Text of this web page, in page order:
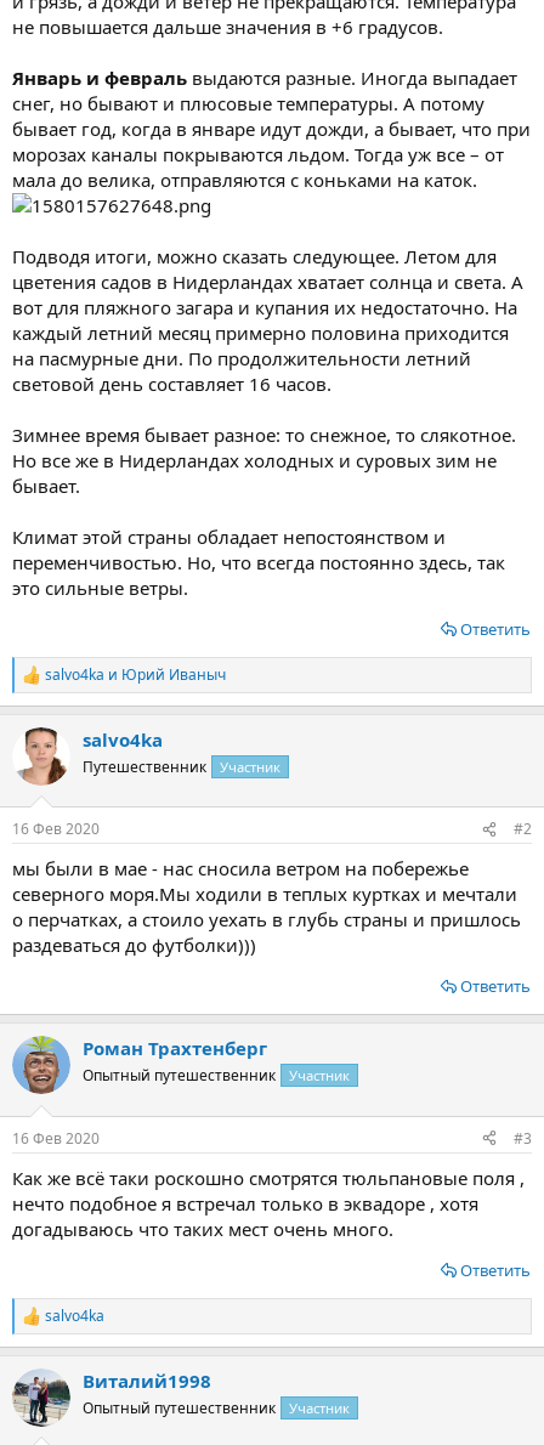
не повышается дальше значения в +6 градусов.
Январь и февраль выдаются разные. Иногда выпадает
снег, но бывают и плюсовые температуры. А потому
бывает год, когда в январе идут дожди, а бывает, что при
морозах каналы покрываются льдом. Тогда уж все – от
мала до велика, отправляются с коньками на каток.
Подводя итоги, можно сказать следующее. Летом для
цветения садов в Нидерландах хватает солнца и света. А
вот для пляжного загара и купания их недостаточно. На
каждый летний месяц примерно половина приходится
на пасмурные дни. По продолжительности летний
световой день составляет 16 часов.
Зимнее время бывает разное: то снежное, то слякотное.
Но все же в Нидерландах холодных и суровых зим не
бывает.
Климат этой страны обладает непостоянством и
переменчивостью. Но, что всегда постоянно здесь, так
это сильные ветры.
Ответить
Р
е
к
ц
и
salvo4ka и Юрий Иваныч
salvo4ka
Путешественник Участник
16 Фев 2020 #2
мы были в мае - нас сносила ветром на побережье
северного моря.Мы ходили в теплых куртках и мечтали
о перчатках, а стоило уехать в глубь страны и пришлось
раздеваться до футболки)))
Ответить
Роман Трахтенберг
Опытный путешественник Участник
16 Фев 2020 #3
Как же всё таки роскошно смотрятся тюльпановые поля ,
нечто подобное я встречал только в эквадоре , хотя
догадываюсь что таких мест очень много.
Ответить
Р
е
к
ц
и
salvo4ka
Виталий1998
Опытный путешественник Участник